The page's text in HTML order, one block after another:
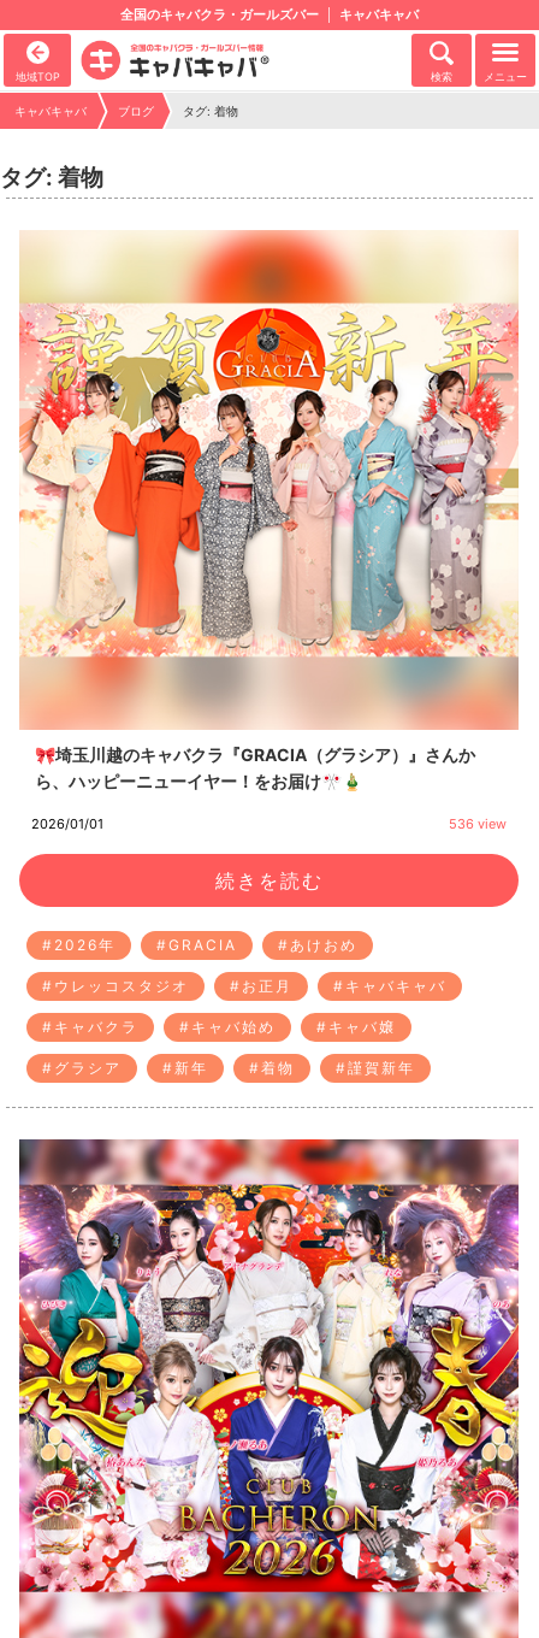
全国のキャバクラ・ガールズバー キャバキャバ
地域TOP 検索 メニュー
キャバキャバ ブログ タグ: 着物
タグ: 着物
2026/01/01 536 view
🎀埼玉川越のキャバクラ『GRACIA（グラシア）』さんか
ら、ハッピーニューイヤー！をお届け🎌🎍
#2026年 #GRACIA #あけおめ
#ウレッコスタジオ #お正月 #キャバキャバ
#キャバクラ #キャバ始め #キャバ嬢
#グラシア #新年 #着物 #謹賀新年
続きを読む